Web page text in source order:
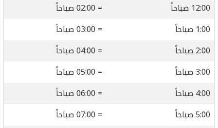
12:00 صباحاً
= 02:00 صباحاً
1:00 صباحاً
= 03:00 صباحاً
2:00 صباحاً
= 04:00 صباحاً
3:00 صباحاً
= 05:00 صباحاً
4:00 صباحاً
= 06:00 صباحاً
5:00 صباحاً
= 07:00 صباحاً